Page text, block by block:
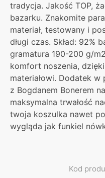
tradycja. Jakość TOP,
bazarku. Znakomite
materiał, testowany i
długi czas. Skład: 92%
gramatura 190-200 g/
komfort noszenia,
materiałowi. Dodatek
z Bogdanem Bonerem
maksymalna trwałość
twoja koszulka nawet
wygląda jak funkiel
Kod